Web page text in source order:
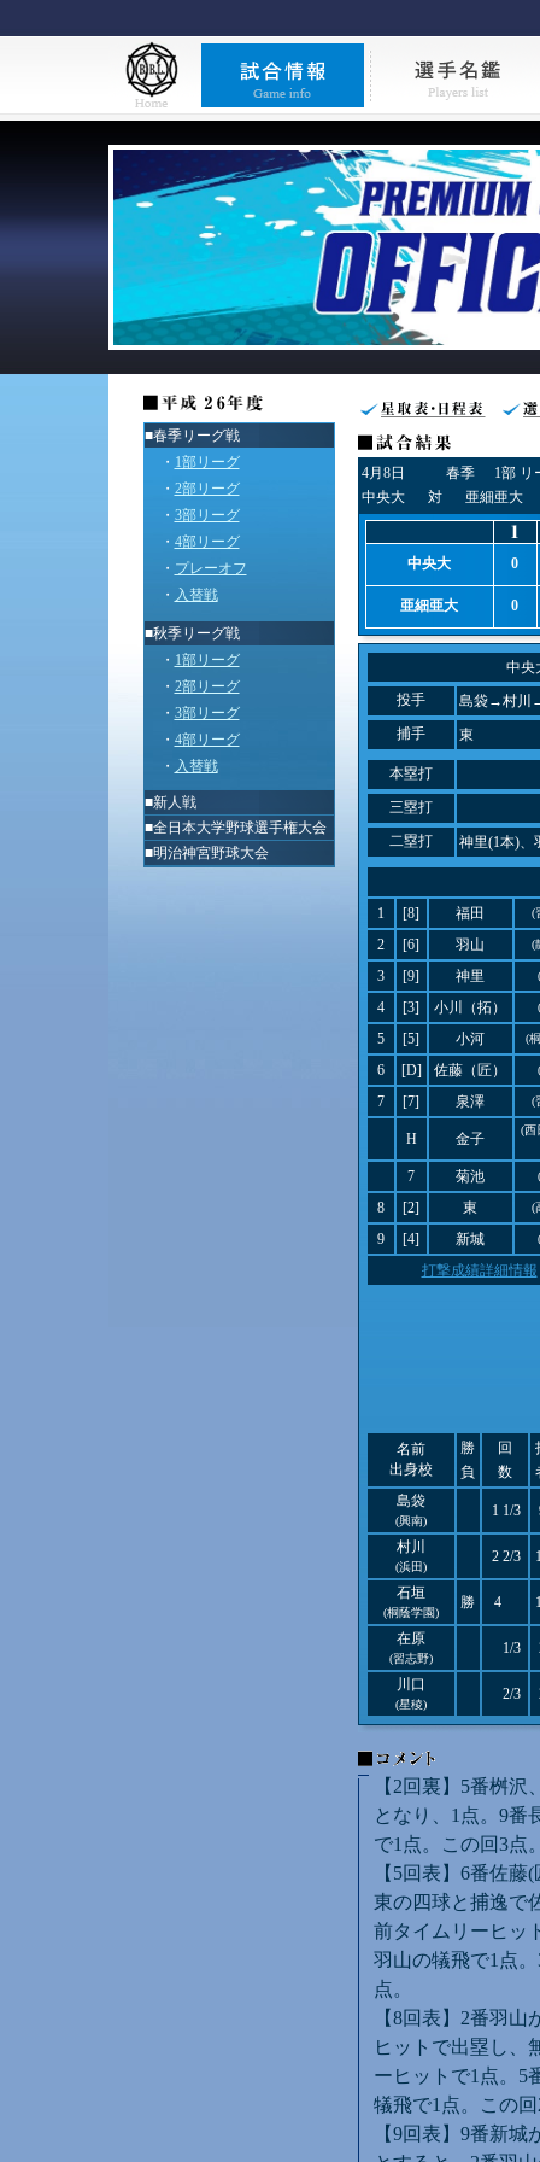
■春季リーグ戦
・ 1部リーグ
・ 2部リーグ
・ 3部リーグ
・ 4部リーグ
・ プレーオフ
・ 入替戦
■秋季リーグ戦
・ 1部リーグ
・ 2部リーグ
・ 3部リーグ
・ 4部リーグ
・ 入替戦
■新人戦
■全日本大学野球選手権大会
■明治神宮野球大会
4月8日 春季
1部 リ
中央大
対 亜細亜大
中央大 0
亜細亜大 0
中央
投手
島袋→村川
捕手
東
本塁打
三塁打
二塁打
神里(1本)、
1 [8] 福田 (
2 [6] 羽山 (
3 [9] 神里
4 [3] 小川（拓）
5 [5] 小河 (
6 [D] 佐藤（匠）
7 [7] 泉澤 (
H 金子
(西
7 菊池
8 [2] 東 (
9 [4] 新城
打撃成績詳細情報
名前
出身校
勝
負
回
数
島袋
(興南)
1 1/3
村川
(浜田)
2 2/3
石垣
(桐蔭学園)
勝 4
在原
(習志野)
1/3
川口
(星稜)
2/3
【2回裏】5番桝
となり、1点。9番
で1点。この回3点
【5回表】6番佐
東の四球と捕逸で
前タイムリーヒッ
羽山の犠飛で1点
点。
【8回表】2番羽
ヒットで出塁し、
ーヒットで1点。5
犠飛で1点。この
【9回表】9番新